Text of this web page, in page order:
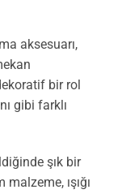
aksesuarı,
bir rol
gibi farklı
şık bir
ışığı